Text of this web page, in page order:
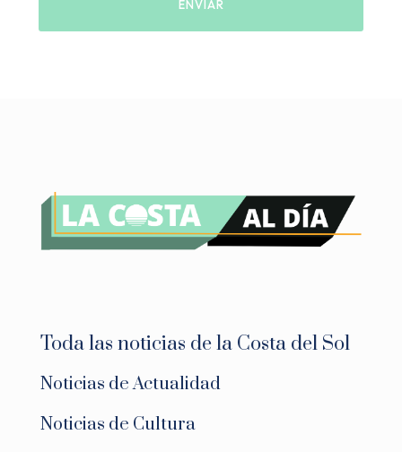
Toda las noticias de la Costa del Sol
Noticias de Actualidad
Noticias de Cultura